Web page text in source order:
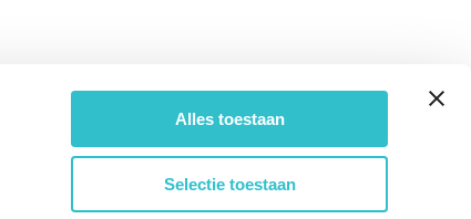
Alles toestaan
Selectie toestaan